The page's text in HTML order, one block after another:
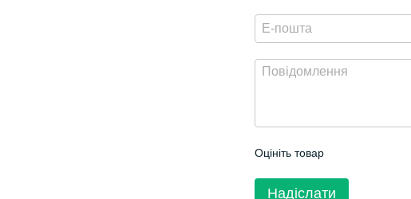
Оцініть товар
Надіслати